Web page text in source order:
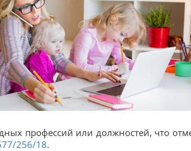
профессий или должностей, что
256/18.